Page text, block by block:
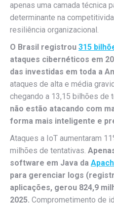
apenas uma camada técnica
determinante na
resiliência organizacional.
O Brasil registrou 315
ataques cibernéticos em
das investidas em toda a
ataques de alta e média
chegando a 13,15 bilhões de
não estão atacando com
forma mais inteligente e
Ataques a IoT aumentaram
milhões de tentativas.
software em Java da
para gerenciar logs
aplicações, gerou 824,9
2025. Comprometimento de